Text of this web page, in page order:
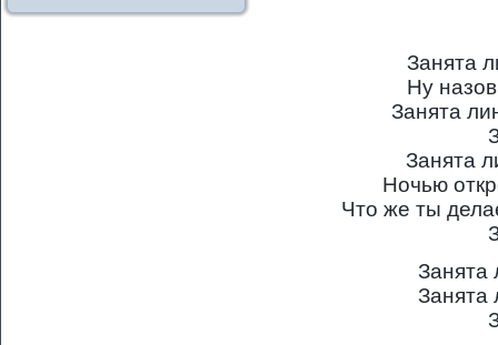
Занята
Ну
Занята
Занята
Ночью
Что же ты
Занята
Занята